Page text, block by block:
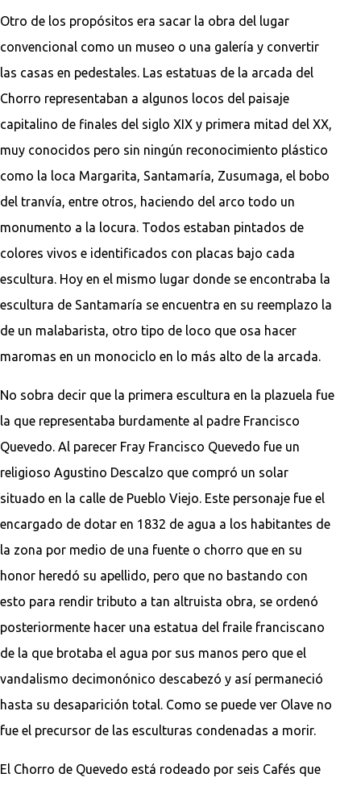
Otro de los propósitos era sacar la obra del lugar
convencional como un museo o una galería y convertir
las casas en pedestales. Las estatuas de la arcada del
Chorro representaban a algunos locos del paisaje
capitalino de finales del siglo XIX y primera mitad del XX,
muy conocidos pero sin ningún reconocimiento plástico
como la loca Margarita, Santamaría, Zusumaga, el bobo
del tranvía, entre otros, haciendo del arco todo un
monumento a la locura. Todos estaban pintados de
colores vivos e identificados con placas bajo cada
escultura. Hoy en el mismo lugar donde se encontraba la
escultura de Santamaría se encuentra en su reemplazo la
de un malabarista, otro tipo de loco que osa hacer
maromas en un monociclo en lo más alto de la arcada.
No sobra decir que la primera escultura en la plazuela fue
la que representaba burdamente al padre Francisco
Quevedo. Al parecer Fray Francisco Quevedo fue un
religioso Agustino Descalzo que compró un solar
situado en la calle de Pueblo Viejo. Este personaje fue el
encargado de dotar en 1832 de agua a los habitantes de
la zona por medio de una fuente o chorro que en su
honor heredó su apellido, pero que no bastando con
esto para rendir tributo a tan altruista obra, se ordenó
posteriormente hacer una estatua del fraile franciscano
de la que brotaba el agua por sus manos pero que el
vandalismo decimonónico descabezó y así permaneció
hasta su desaparición total. Como se puede ver Olave no
fue el precursor de las esculturas condenadas a morir.
El Chorro de Quevedo está rodeado por seis Cafés que